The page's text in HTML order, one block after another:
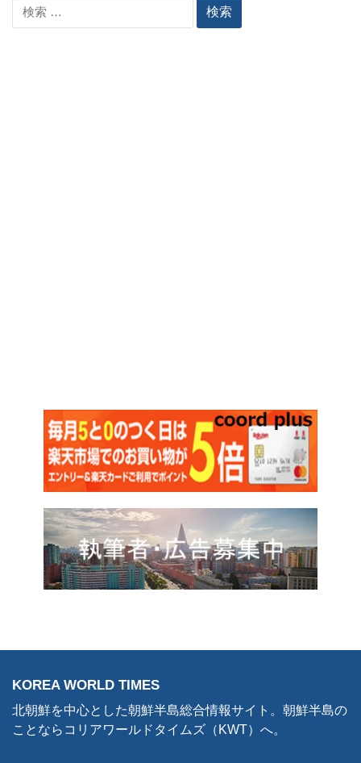
KOREA WORLD TIMES
北朝鮮を中心とした朝鮮半島総合情報サイト。朝鮮半島の
ことならコリアワールドタイムズ（KWT）へ。